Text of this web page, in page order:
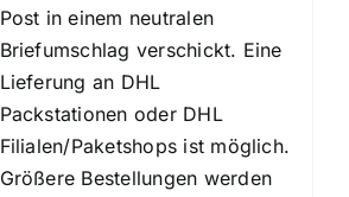
Post in einem neutralen
Briefumschlag verschickt. Eine
Lieferung an DHL
Packstationen oder DHL
Filialen/Paketshops ist möglich.
Größere Bestellungen werden